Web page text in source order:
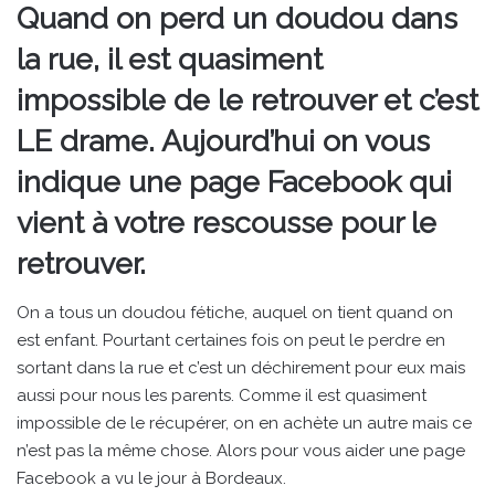
Quand on perd un doudou dans
la rue, il est quasiment
impossible de le retrouver et c’est
LE drame. Aujourd’hui on vous
indique une page Facebook qui
vient à votre rescousse pour le
retrouver.
On a tous un doudou fétiche, auquel on tient quand on
est enfant. Pourtant certaines fois on peut le perdre en
sortant dans la rue et c’est un déchirement pour eux mais
aussi pour nous les parents. Comme il est quasiment
impossible de le récupérer, on en achète un autre mais ce
n’est pas la même chose. Alors pour vous aider une page
Facebook a vu le jour à Bordeaux.